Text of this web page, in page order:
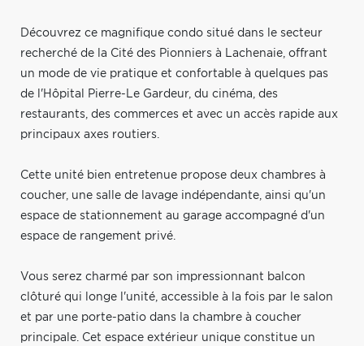
Découvrez ce magnifique condo situé dans le secteur
recherché de la Cité des Pionniers à Lachenaie, offrant
un mode de vie pratique et confortable à quelques pas
de l'Hôpital Pierre-Le Gardeur, du cinéma, des
restaurants, des commerces et avec un accès rapide aux
principaux axes routiers.
Cette unité bien entretenue propose deux chambres à
coucher, une salle de lavage indépendante, ainsi qu'un
espace de stationnement au garage accompagné d'un
espace de rangement privé.
Vous serez charmé par son impressionnant balcon
clôturé qui longe l'unité, accessible à la fois par le salon
et par une porte-patio dans la chambre à coucher
principale. Cet espace extérieur unique constitue un